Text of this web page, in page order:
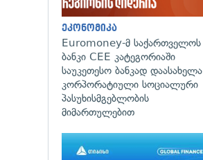
ეკონომიკა
Euromoney-მ საქართველოს
ბანკი CEE კატეგორიაში
საუკეთესო ბანკად დაასახელა
კორპორატიული სოციალური
პასუხისმგებლობის
მიმართულებით